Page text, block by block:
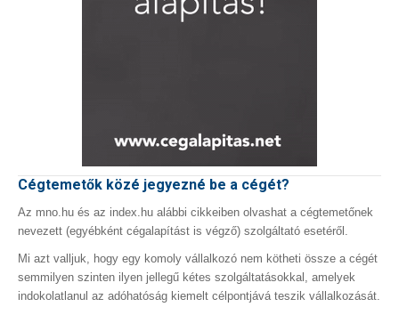
Cégtemetők közé jegyezné be a cégét?
Az mno.hu és az index.hu alábbi cikkeiben olvashat a cégtemetőnek
nevezett (egyébként cégalapítást is végző) szolgáltató esetéről.
Mi azt valljuk, hogy egy komoly vállalkozó nem kötheti össze a cégét
semmilyen szinten ilyen jellegű kétes szolgáltatásokkal, amelyek
indokolatlanul az adóhatóság kiemelt célpontjává teszik vállalkozását.